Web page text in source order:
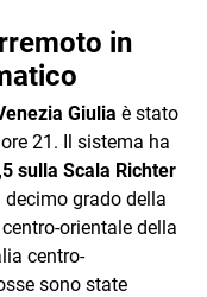
in
Giulia è stato
21. Il sistema ha
sulla Scala Richter
grado della
orientale della
centro-
sono state